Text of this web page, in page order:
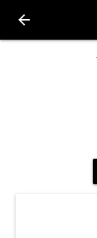
arrow_back